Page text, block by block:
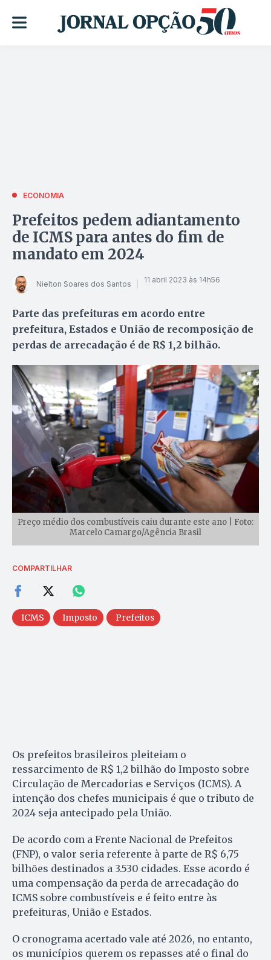
ECONOMIA
Prefeitos pedem adiantamento
de ICMS para antes do fim de
mandato em 2024
Nielton Soares dos Santos 11 abril 2023 às 14h56
Parte das prefeituras em acordo entre
prefeitura, Estados e União de recomposição de
perdas de arrecadação é de R$ 1,2 bilhão.
Preço médio dos combustíveis caiu durante este ano | Foto:
Marcelo Camargo/Agência Brasil
COMPARTILHAR
ICMS Imposto Prefeitos
Os prefeitos brasileiros pleiteiam o
ressarcimento de R$ 1,2 bilhão do Imposto sobre
Circulação de Mercadorias e Serviços (ICMS). A
intenção dos chefes municipais é que o tributo de
2024 seja antecipado pela União.
De acordo com a Frente Nacional de Prefeitos
(FNP), o valor seria referente à parte de R$ 6,75
bilhões destinados a 3.530 cidades. Esse acordo é
uma compensação da perda de arrecadação do
ICMS sobre combustíveis e é feito entre às
prefeituras, União e Estados.
O cronograma acertado vale até 2026, no entanto,
os municípios querem os repasses até o final do